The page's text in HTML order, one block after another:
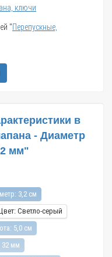
ключи
"Перепускные,
в
- Диаметр
мм"
3,2 см
Светло-серый
5,0 см
32 мм